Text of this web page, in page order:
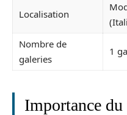
Localisation
Nombre de
galeries
1
Importance